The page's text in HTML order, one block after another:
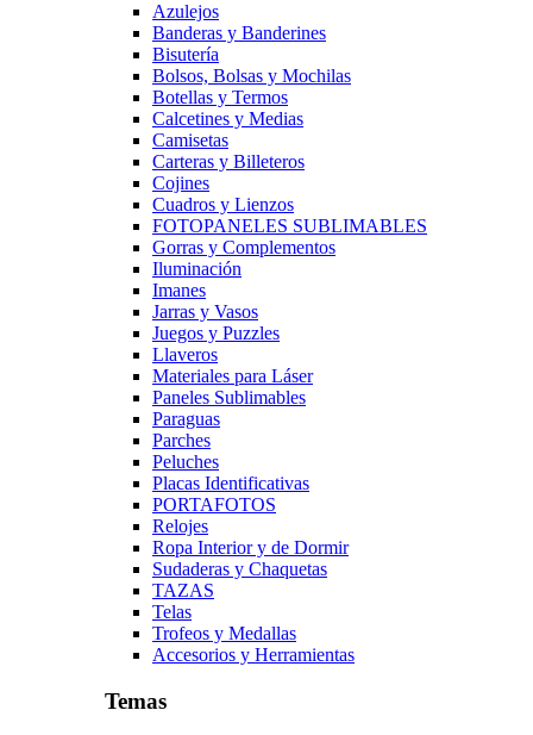
Azulejos
Banderas y Banderines
Bisutería
Bolsos, Bolsas y Mochilas
Botellas y Termos
Calcetines y Medias
Camisetas
Carteras y Billeteros
Cojines
Cuadros y Lienzos
FOTOPANELES SUBLIMABLES
Gorras y Complementos
Iluminación
Imanes
Jarras y Vasos
Juegos y Puzzles
Llaveros
Materiales para Láser
Paneles Sublimables
Paraguas
Parches
Peluches
Placas Identificativas
PORTAFOTOS
Relojes
Ropa Interior y de Dormir
Sudaderas y Chaquetas
TAZAS
Telas
Trofeos y Medallas
Accesorios y Herramientas
Temas